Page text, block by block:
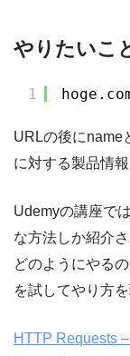
やりたいこ
1
URLの後にname
に対する製品情
Udemyの講座で
な方法しか紹介
どのようにやる
を試してやり方
HTTP Requests